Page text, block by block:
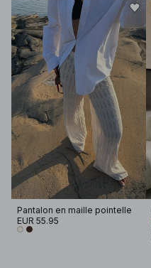
Pantalon en maille pointelle
EUR 55.95